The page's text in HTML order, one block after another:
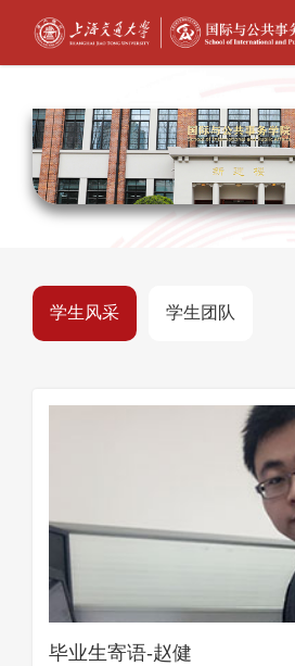
学生风采 学生团队
毕业生寄语-赵健